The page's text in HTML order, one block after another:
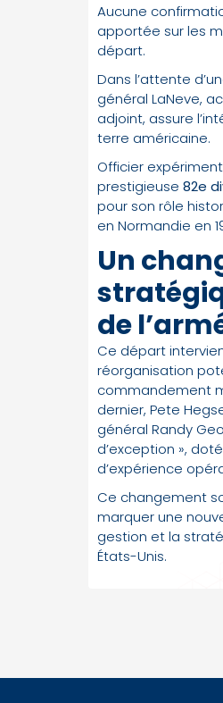
Aucune
apportée sur les
départ.
Dans l’attente
général LaNeve,
adjoint, assure
terre américaine.
Officier
prestigieuse 82e
pour son rôle
en Normandie en
Un
de
Ce départ
réorganisation
commandement
dernier, Pete
général Randy
d’exception »,
d’expérience
Ce changement
marquer une
gestion et la
États-Unis.